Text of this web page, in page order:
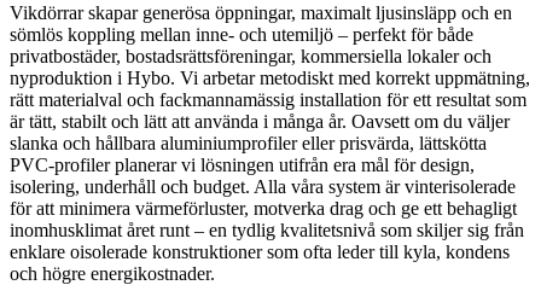
Vikdörrar skapar generösa öppningar, maximalt ljusinsläpp och en
sömlös koppling mellan inne- och utemiljö – perfekt för både
privatbostäder, bostadsrättsföreningar, kommersiella lokaler och
nyproduktion i Hybo. Vi arbetar metodiskt med korrekt uppmätning,
rätt materialval och fackmannamässig installation för ett resultat som
är tätt, stabilt och lätt att använda i många år. Oavsett om du väljer
slanka och hållbara aluminiumprofiler eller prisvärda, lättskötta
PVC-profiler planerar vi lösningen utifrån era mål för design,
isolering, underhåll och budget. Alla våra system är vinterisolerade
för att minimera värmeförluster, motverka drag och ge ett behagligt
inomhusklimat året runt – en tydlig kvalitetsnivå som skiljer sig från
enklare oisolerade konstruktioner som ofta leder till kyla, kondens
och högre energikostnader.